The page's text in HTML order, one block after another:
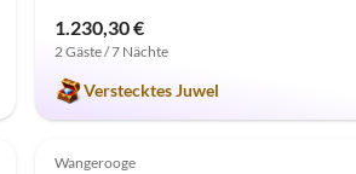
1.230,30 €
2 Gäste / 7 Nächte
Verstecktes Juwel
4.7 (14)
Wangerooge